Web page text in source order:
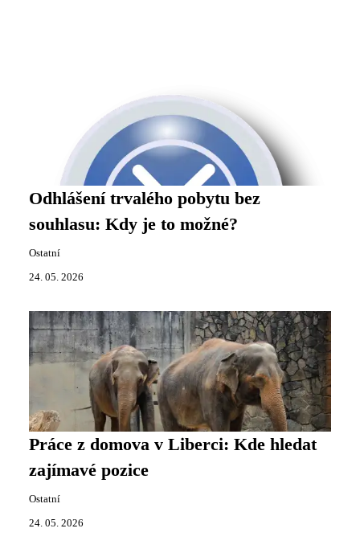
Odhlášení trvalého pobytu bez
souhlasu: Kdy je to možné?
Ostatní
24. 05. 2026
Práce z domova v Liberci: Kde hledat
zajímavé pozice
Ostatní
24. 05. 2026